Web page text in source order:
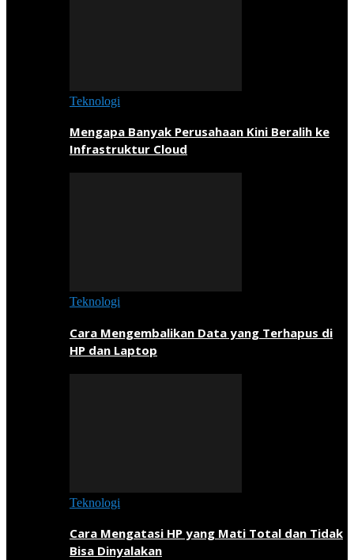
Teknologi
Mengapa Banyak Perusahaan Kini Beralih ke
Infrastruktur Cloud
Teknologi
Cara Mengembalikan Data yang Terhapus di
HP dan Laptop
Teknologi
Cara Mengatasi HP yang Mati Total dan Tidak
Bisa Dinyalakan